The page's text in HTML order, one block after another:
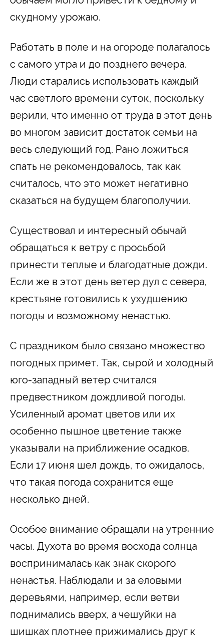
скудному урожаю.
Работать в поле и на огороде полагалось
с самого утра и до позднего вечера.
Люди старались использовать каждый
час светлого времени суток, поскольку
верили, что именно от труда в этот день
во многом зависит достаток семьи на
весь следующий год. Рано ложиться
спать не рекомендовалось, так как
считалось, что это может негативно
сказаться на будущем благополучии.
Существовал и интересный обычай
обращаться к ветру с просьбой
принести теплые и благодатные дожди.
Если же в этот день ветер дул с севера,
крестьяне готовились к ухудшению
погоды и возможному ненастью.
С праздником было связано множество
погодных примет. Так, сырой и холодный
юго-западный ветер считался
предвестником дождливой погоды.
Усиленный аромат цветов или их
особенно пышное цветение также
указывали на приближение осадков.
Если 17 июня шел дождь, то ожидалось,
что такая погода сохранится еще
несколько дней.
Особое внимание обращали на утренние
часы. Духота во время восхода солнца
воспринималась как знак скорого
ненастья. Наблюдали и за еловыми
деревьями, например, если ветви
поднимались вверх, а чешуйки на
шишках плотнее прижимались друг к